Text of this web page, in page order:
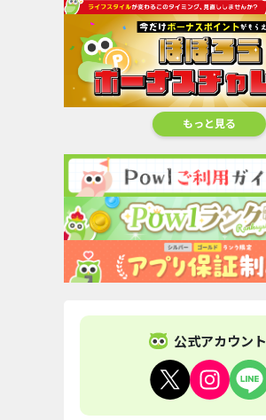
もっと見る
公式アカウント
キングショット
（iOS）... 13,000pt